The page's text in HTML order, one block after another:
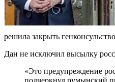
решила закрыть
Дан не исключил высылку
«Это предупреждение